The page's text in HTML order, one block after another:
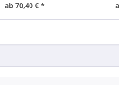
ab 70,40 € *